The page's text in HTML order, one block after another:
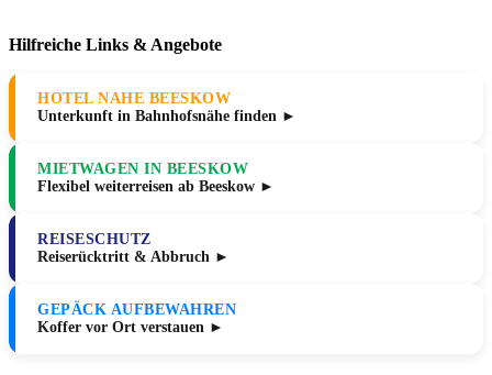
Hilfreiche Links & Angebote
HOTEL NAHE BEESKOW
Unterkunft in Bahnhofsnähe finden ►
MIETWAGEN IN BEESKOW
Flexibel weiterreisen ab Beeskow ►
REISESCHUTZ
Reiserücktritt & Abbruch ►
GEPÄCK AUFBEWAHREN
Koffer vor Ort verstauen ►